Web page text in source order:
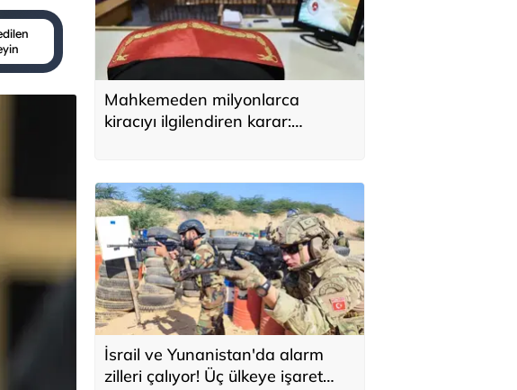
Mahkemeden milyonlarca
kiracıyı ilgilendiren karar:
İsrail ve Yunanistan'da alarm
zilleri çalıyor! Üç ülkeye işaret